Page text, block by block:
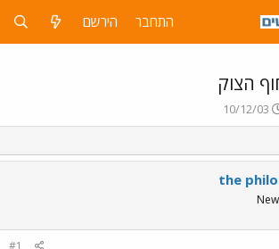
התחבר הירשם
הצוק
פ
ו
ס
ם
ב
ת
10/12/03
the
#1